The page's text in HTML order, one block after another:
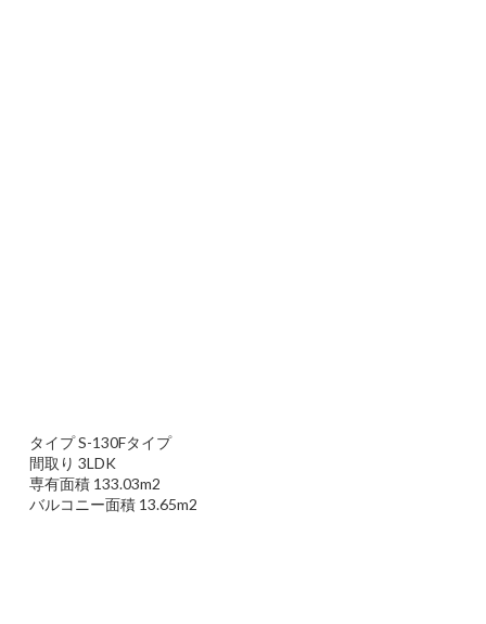
タイプ S-130Fタイプ
間取り 3LDK
専有面積 133.03m2
バルコニー面積 13.65m2